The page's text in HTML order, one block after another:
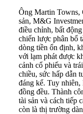
Ông Martin Towns,
sản, M&G
điều chỉnh, bất
chiến lược phân bổ
dòng tiền ổn định,
với lạm phát được
cảnh cổ phiếu và
chiều, sức hấp dẫn
đáng kể. Tuy nhiên,
đồng đều. Thành
tài sản và cách tiếp
còn là thị trường